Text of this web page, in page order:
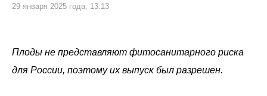
29 января 2025 года, 13:13
Плоды не представляют фитосанитарного риска
для России, поэтому их выпуск был разрешен.